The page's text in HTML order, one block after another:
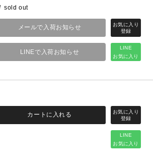
sold out
LINE
お気に入り
メールで入荷お知らせ
LINEで入荷お知らせ
LINE
お気に入り
カートに入れる